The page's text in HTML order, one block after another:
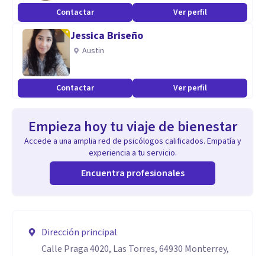
Contactar Ver perfil
Jessica Briseño
Austin
Contactar Ver perfil
Empieza hoy tu viaje de bienestar
Accede a una amplia red de psicólogos calificados. Empatía y
experiencia a tu servicio.
Encuentra profesionales
Dirección principal
Calle Praga 4020, Las Torres, 64930 Monterrey,